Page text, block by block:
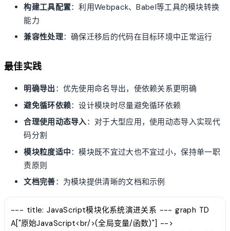
构建工具配置：利用Webpack、Babel等工具的模块转换
能力
兼容性处理：确保迁移后的代码在目标环境中正常运行
最佳实践
明确导出 ：优先使用命名导出，使依赖关系更明确
避免循环依赖：设计模块时尽量避免循环依赖
合理使用动态导入：对于大型应用，使用动态导入实现代
码分割
模块粒度适中：模块既不宜过大也不宜过小，保持单一职
责原则
文档完善：为模块提供清晰的文档和示例
--- title: JavaScript模块化系统演进关系 --- graph TD
A["原始JavaScript<br/>(全局变量/函数)"] -->